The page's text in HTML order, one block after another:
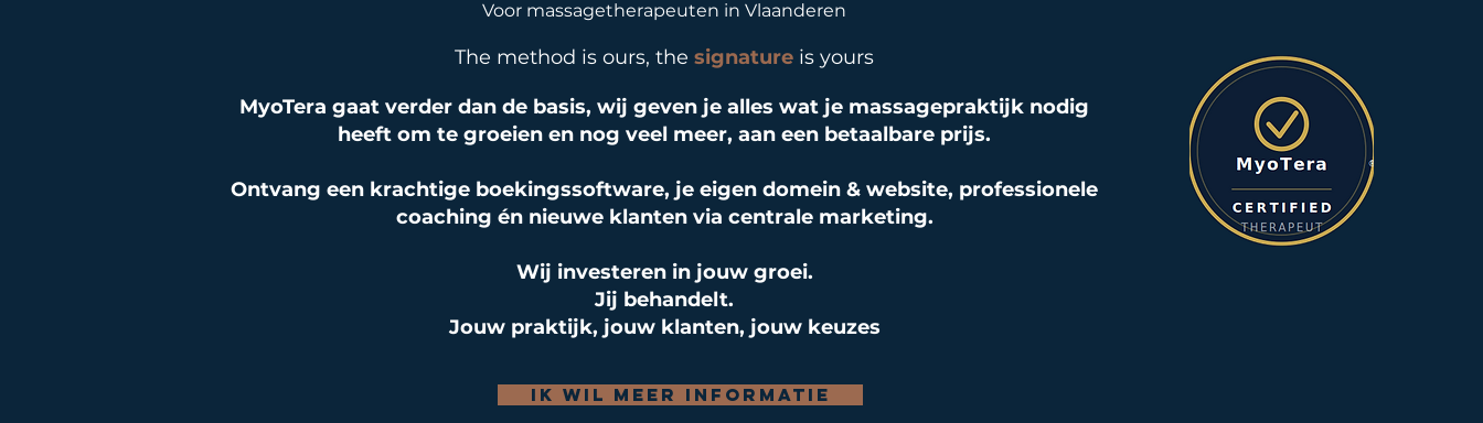
Voor massagetherapeuten in Vlaanderen
The method is ours, the signature is yours
MyoTera gaat verder dan de basis, wij geven je alles wat je massagepraktijk nodig
heeft om te groeien en nog veel meer, aan een betaalbare prijs.
Ontvang een krachtige boekingssoftware, je eigen domein & website, professionele
coaching én nieuwe klanten via centrale marketing.
Wij investeren in jouw groei.
Jij behandelt.
Jouw praktijk, jouw klanten, jouw keuzes
Ik wil meer informatie